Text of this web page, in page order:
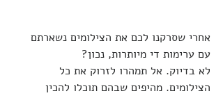
אחרי שסרקנו לכם את הצילומים נשארתם
עם ערימות די מיותרות, נכון?
לא בדיוק. אל תמהרו לזרוק את כל
הצילומים. מהיפים שבהם תוכלו להכין